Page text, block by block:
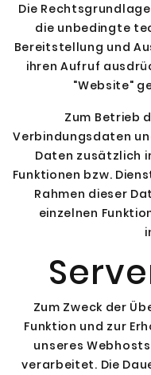
Die
die unbedingte
Bereitstellung und
ihren Aufruf
"Website"
Zum Betrieb
Verbindungsdaten
Daten zusätzlich
Funktionen bzw.
Rahmen dieser
einzelnen
Zum Zweck der
Funktion und zur
unseres
verarbeitet. Die